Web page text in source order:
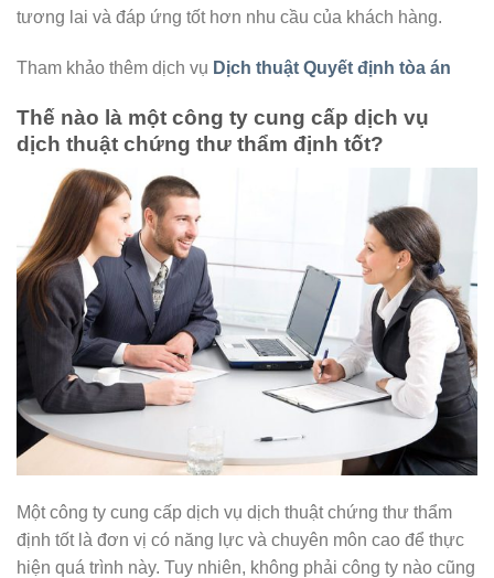
tương lai và đáp ứng tốt hơn nhu cầu của khách hàng.
Tham khảo thêm dịch vụ Dịch thuật Quyết định tòa án
Thế nào là một công ty cung cấp dịch vụ
dịch thuật chứng thư thẩm định tốt?
Một công ty cung cấp dịch vụ dịch thuật chứng thư thẩm
định tốt là đơn vị có năng lực và chuyên môn cao để thực
hiện quá trình này. Tuy nhiên, không phải công ty nào cũng